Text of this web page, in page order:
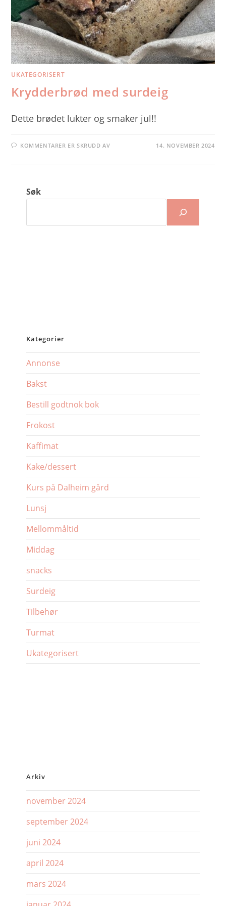
UKATEGORISERT
Krydderbrød med surdeig
Dette brødet lukter og smaker jul!!
KOMMENTARER ER SKRUDD AVFOR 14. NOVEMBER 2024
Søk
Kategorier
Annonse
Bakst
Bestill godtnok bok
Frokost
Kaffimat
Kake/dessert
Kurs på Dalheim gård
Lunsj
Mellommåltid
Middag
snacks
Surdeig
Tilbehør
Turmat
Ukategorisert
Arkiv
november 2024
september 2024
juni 2024
april 2024
mars 2024